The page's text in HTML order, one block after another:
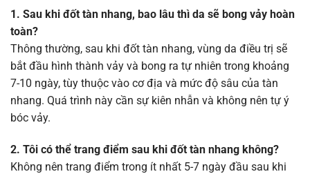
1. Sau khi đốt tàn nhang, bao lâu thì da sẽ bong vảy hoàn
toàn?
Thông thường, sau khi đốt tàn nhang, vùng da điều trị sẽ
bắt đầu hình thành vảy và bong ra tự nhiên trong khoảng
7-10 ngày, tùy thuộc vào cơ địa và mức độ sâu của tàn
nhang. Quá trình này cần sự kiên nhẫn và không nên tự ý
bóc vảy.
2. Tôi có thể trang điểm sau khi đốt tàn nhang không?
Không nên trang điểm trong ít nhất 5-7 ngày đầu sau khi